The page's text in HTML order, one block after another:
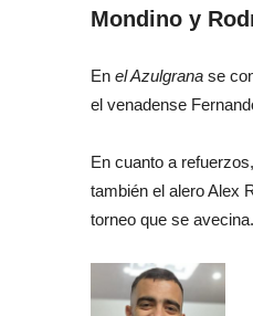
Mondino y
En el Azulgrana se
el venadense
En cuanto a
también el alero Alex
torneo que se avecina.